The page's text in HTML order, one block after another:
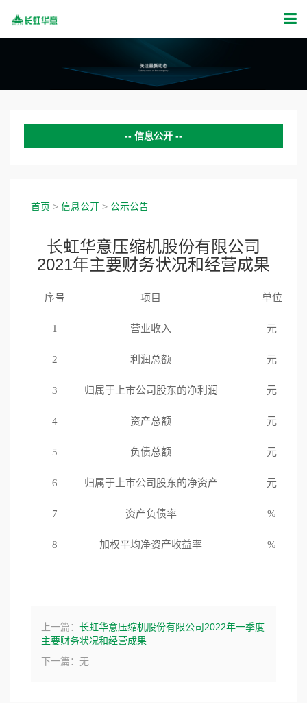
信息公开
证券公告
新闻活动
公示公告
社会责任
首页 > 信息公开 > 公示公告
长虹华意压缩机股份有限公司
2021年主要财务状况和经营成果
序号 项目 单位
1 营业收入 元
2 利润总额 元
3 归属于上市公司股东的净利润 元
4 资产总额 元
5 负债总额 元
6 归属于上市公司股东的净资产 元
7 资产负债率 %
8 加权平均净资产收益率 %
上一篇： 长虹华意压缩机股份有限公司2022年一季度
主要财务状况和经营成果
下一篇：无